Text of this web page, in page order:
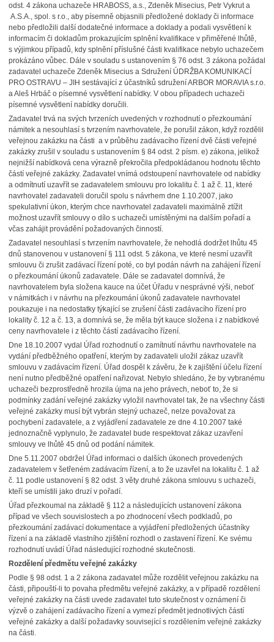
odst. 4 zákona uchazeče HRABOSS, a.s., Zdeněk Misecius, Petr Vykrut a
A.S.A., spol. s r.o., aby písemně objasnili předložené doklady či informace
nebo předložili další dodatečné informace a doklady a podali vysvětlení k
informacím či dokladům prokazujícím splnění kvalifikace v přiměřené lhůtě,
s výjimkou případů, kdy splnění příslušné části kvalifikace nebylo uchazečem
prokázáno vůbec. Dále v souladu s ustanovením § 76 odst. 3 zákona požádal
zadavatel uchazeče Zdeněk Misecius a Sdružení ÚDRŽBA KOMUNIKACÍ
PRO OSTRAVU – JIH sestávající z účastníků sdružení ARBOR MORAVIA s.r.o.
a Aleš Hrbáč o písemné vysvětlení nabídky. V obou případech uchazeči
písemné vysvětlení nabídky doručili.
Zadavatel trvá na svých tvrzeních uvedených v rozhodnutí o přezkoumání
námitek a nesouhlasí s tvrzením navrhovatele, že porušil zákon, když rozdělil
veřejnou zakázku na části a v průběhu zadávacího řízení dvě části veřejné
zakázky zrušil v souladu s ustanovením § 84 odst. 2 písm. e) zákona, jelikož
nejnižší nabídková cena výrazně překročila předpokládanou hodnotu těchto
částí veřejné zakázky. Zadavatel vnímá odstoupení navrhovatele od nabídky
a odmítnutí uzavřít se zadavatelem smlouvu pro lokalitu č. 1 až č. 11, které
navrhovatel zadavateli doručil spolu s návrhem dne 1.10.2007, jako
spekulativní úkon, kterým chce navrhovatel zadavateli maximálně ztížit
možnost uzavřít smlouvy o dílo s uchazeči umístěnými na dalším pořadí a
včas zahájit provádění požadovaných činností.
Zadavatel nesouhlasí s tvrzením navrhovatele, že nehodlá dodržet lhůtu 45
dnů stanovenou v ustanovení § 111 odst. 5 zákona, ve které nesmí uzavřít
smlouvu či zrušit zadávací řízení poté, co byl podán návrh na zahájení řízení
o přezkoumání úkonů zadavatele. Dále se zadavatel domnívá, že
navrhovatelem byla složena kauce na účet Úřadu v nesprávné výši, neboť
v námitkách i v návrhu na přezkoumání úkonů zadavatele navrhovatel
poukazuje i na nedostatky týkající se zrušení části zadávacího řízení pro
lokality č. 12 a č. 13, a domnívá se, že měla být kauce složena i z nabídkové
ceny navrhovatele i z těchto částí zadávacího řízení.
Dne 18.10.2007 vydal Úřad rozhodnutí o zamítnutí návrhu navrhovatele na
vydání předběžného opatření, kterým by zadavateli uložil zákaz uzavřít
smlouvu v zadávacím řízení. Úřad dospěl k závěru, že k zajištění účelu řízení
není nutno předběžné opatření nařizovat. Nebylo shledáno, že by vybranému
uchazeči bezprostředně hrozila újma na jeho právech, neboť to, že si
podmínky zadání veřejné zakázky vyložil navrhovatel tak, že na všechny části
veřejné zakázky musí být vybrán stejný uchazeč, nelze považovat za
pochybení zadavatele, a z vyjádření zadavatele ze dne 4.10.2007 také
jednoznačně vyplynulo, že zadavatel bude respektovat zákaz uzavření
smlouvy ve lhůtě 45 dnů od podání námitek.
Dne 5.11.2007 obdržel Úřad informaci o dalších úkonech provedených
zadavatelem v šetřeném zadávacím řízení, a to že uzavřel na lokalitu č. 1 až
č. 11 podle ustanovení § 82 odst. 3 věty druhé zákona smlouvu s uchazeči,
kteří se umístili jako druzí v pořadí.
Úřad přezkoumal na základě § 112 a následujících ustanovení zákona
případ ve všech souvislostech a po zhodnocení všech podkladů, po
přezkoumání zadávací dokumentace a vyjádření předložených účastníky
řízení a na základě vlastního zjištění rozhodl o zastavení řízení. Ke svému
rozhodnutí uvádí Úřad následující rozhodné skutečnosti.
Rozdělení předmětu veřejné zakázky
Podle § 98 odst. 1 a 2 zákona zadavatel může rozdělit veřejnou zakázku na
části, připouští-li to povaha předmětu veřejné zakázky, a v případě rozdělení
veřejné zakázky na části uvede zadavatel tuto skutečnost v oznámení či
výzvě o zahájení zadávacího řízení a vymezí předmět jednotlivých částí
veřejné zakázky a další požadavky související s rozdělením veřejné zakázky
na části.